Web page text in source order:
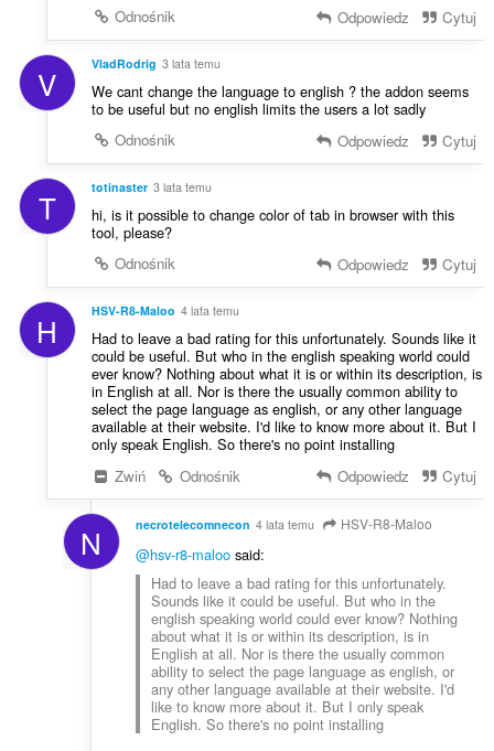
Odnośnik Odpowiedz Cytuj
V VladRodrig 3 lata temu
We cant change the language to english ? the addon seems
to be useful but no english limits the users a lot sadly
Odnośnik
Odpowiedz Cytuj
T totinaster 3 lata temu
hi, is it possible to change color of tab in browser with this
tool, please?
Odnośnik
Odpowiedz Cytuj
H HSV-R8-Maloo 4 lata temu
Had to leave a bad rating for this unfortunately. Sounds like it
could be useful. But who in the english speaking world could
ever know? Nothing about what it is or within its description, is
in English at all. Nor is there the usually common ability to
select the page language as english, or any other language
available at their website. I'd like to know more about it. But I
only speak English. So there's no point installing
Zwiń
Odnośnik Odpowiedz Cytuj
N necrotelecomnecon 4 lata temu HSV-R8-Maloo
@hsv-r8-maloosaid:
Had to leave a bad rating for this unfortunately.
Sounds like it could be useful. But who in the
english speaking world could ever know? Nothing
about what it is or within its description, is in
English at all. Nor is there the usually common
ability to select the page language as english, or
any other language available at their website. I'd
like to know more about it. But I only speak
English. So there's no point installing